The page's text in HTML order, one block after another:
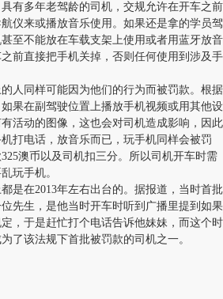
多年老驾龄的司机，交规允许在开车之前
仪来或播放音乐使用。如果还是拿的学员驾
至不能放在车载支架上使用或者用蓝牙放音
前直接把手机关掉，否则任何使用到涉及手
同样可能因为他们的行为而被罚款。根据
果在副驾驶位置上播放手机视频或用其他设
活动的图像，这也会对司机造成影响，因此
打电话，放音乐而已，玩手机同样会被罚
澳币以及司机扣三分。所以司机开车时需
玩手机。
在2013年左右出台的。据报道，当时首批
先生，是他当时开车时听到广播里提到如果
，于是赶忙打个电话告诉他妹妹，而这个时
了该法规下首批被罚款的司机之一。